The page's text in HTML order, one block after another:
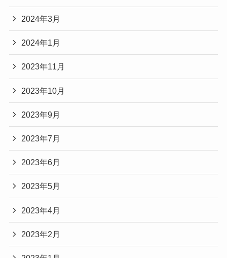
2024年3月
2024年1月
2023年11月
2023年10月
2023年9月
2023年7月
2023年6月
2023年5月
2023年4月
2023年2月